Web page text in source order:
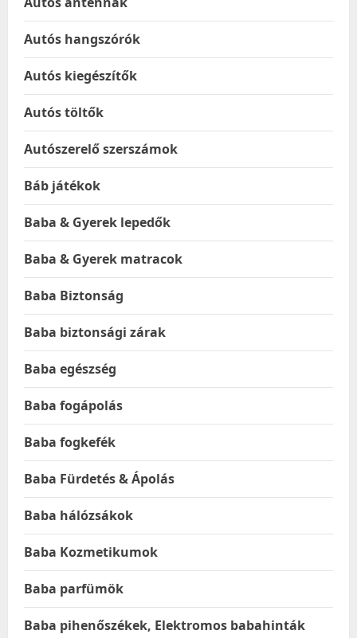
Autós hangszórók
Autós kiegészítők
Autós töltők
Autószerelő szerszámok
Báb játékok
Baba & Gyerek lepedők
Baba & Gyerek matracok
Baba Biztonság
Baba biztonsági zárak
Baba egészség
Baba fogápolás
Baba fogkefék
Baba Fürdetés & Ápolás
Baba hálózsákok
Baba Kozmetikumok
Baba parfümök
Baba pihenőszékek, Elektromos babahinták